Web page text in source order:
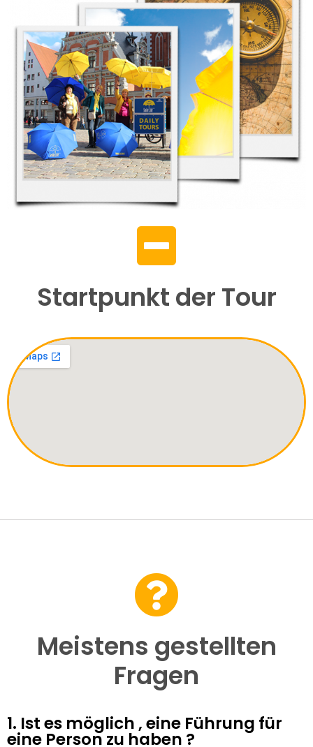
Startpunkt der Tour
Meistens gestellten
Fragen
1. Ist es möglich , eine Führung für
eine Person zu haben ?